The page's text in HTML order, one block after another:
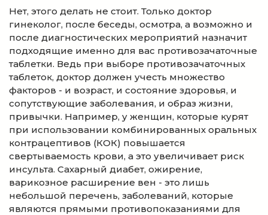
Нет, этого делать не стоит. Только доктор
гинеколог, после беседы, осмотра, а возможно и
после диагностических мероприятий назначит
подходящие именно для вас противозачаточные
таблетки. Ведь при выборе противозачаточных
таблеток, доктор должен учесть множество
факторов - и возраст, и состояние здоровья, и
сопутствующие заболевания, и образ жизни,
привычки. Например, у женщин, которые курят
при использовании комбинированных оральных
контрацептивов (КОК) повышается
свертываемость крови, а это увеличивает риск
инсульта. Сахарный диабет, ожирение,
варикозное расширение вен - это лишь
небольшой перечень, заболеваний, которые
являются прямыми противопоказаниями для